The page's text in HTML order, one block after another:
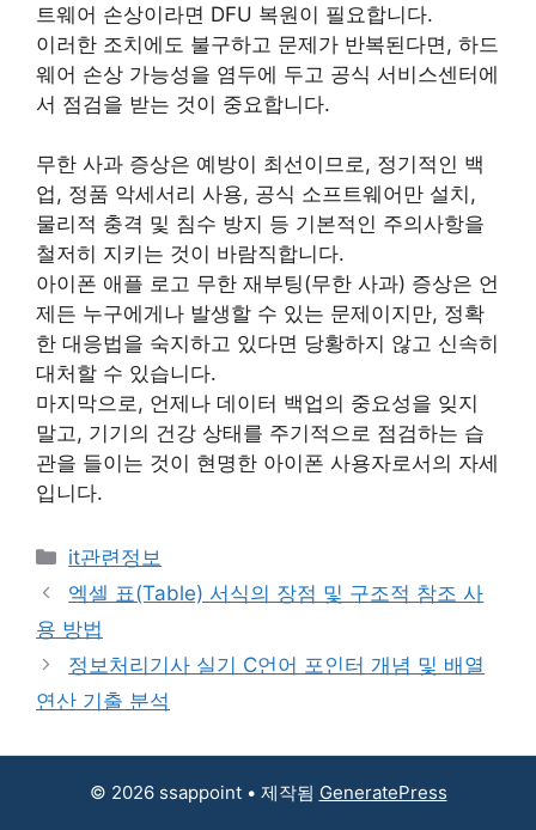
트웨어 손상이라면 DFU 복원이 필요합니다.
이러한 조치에도 불구하고 문제가 반복된다면, 하드
웨어 손상 가능성을 염두에 두고 공식 서비스센터에
서 점검을 받는 것이 중요합니다.
무한 사과 증상은 예방이 최선이므로, 정기적인 백
업, 정품 악세서리 사용, 공식 소프트웨어만 설치,
물리적 충격 및 침수 방지 등 기본적인 주의사항을
철저히 지키는 것이 바람직합니다.
아이폰 애플 로고 무한 재부팅(무한 사과) 증상은 언
제든 누구에게나 발생할 수 있는 문제이지만, 정확
한 대응법을 숙지하고 있다면 당황하지 않고 신속히
대처할 수 있습니다.
마지막으로, 언제나 데이터 백업의 중요성을 잊지
말고, 기기의 건강 상태를 주기적으로 점검하는 습
관을 들이는 것이 현명한 아이폰 사용자로서의 자세
입니다.
카
테
고
리
it관련정보
엑셀 표(Table) 서식의 장점 및 구조적 참조 사
용 방법
정보처리기사 실기 C언어 포인터 개념 및 배열
연산 기출 분석
© 2026 ssappoint• 제작됨 GeneratePress